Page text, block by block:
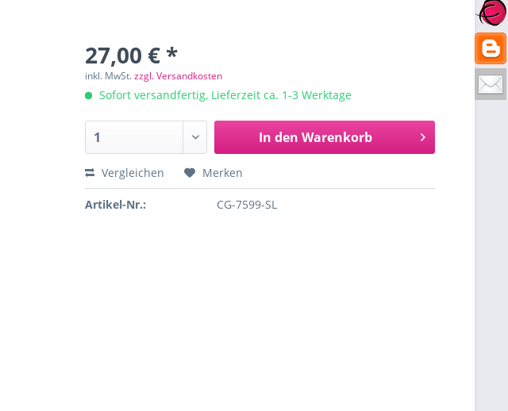
27,00 € *
inkl. MwSt.zzgl. Versandkosten
Sofort versandfertig, Lieferzeit ca. 1-3 Werktage
In den Warenkorb
Vergleichen Merken
Artikel-Nr.: CG-7599-SL